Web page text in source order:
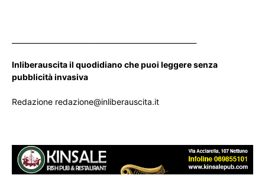
Inliberauscita il quodidiano che puoi leggere senza
pubblicità invasiva
Redazione redazione@inliberauscita.it